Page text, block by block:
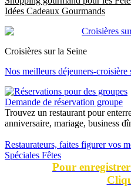
Idées Cadeaux Gourmands
Croisières sur la Seine
Nos meilleurs déjeuners-croisière
Demande de réservation groupe
Trouvez un restaurant pour
anniversaire, mariage, business
Restaurateurs, faites figurer vos
Spéciales Fêtes
Pour